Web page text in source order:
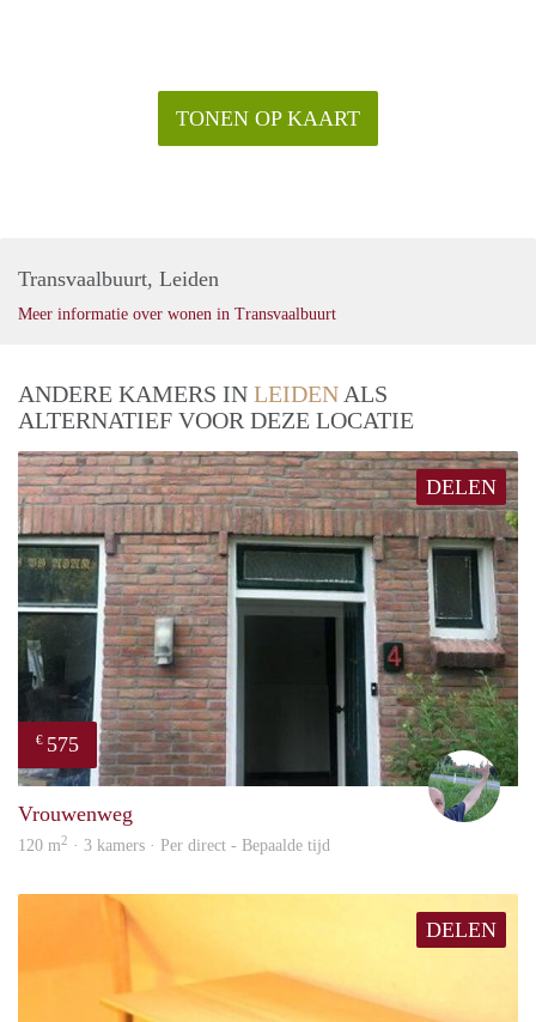
TONEN OP KAART
Transvaalbuurt, Leiden
Meer informatie over wonen in Transvaalbuurt
ANDERE KAMERS IN LEIDEN ALS
ALTERNATIEF VOOR DEZE LOCATIE
DELEN
€ 575
S.S.
Vrouwenweg
120 m2 · 3 kamers · Per direct - Bepaalde tijd
DELEN